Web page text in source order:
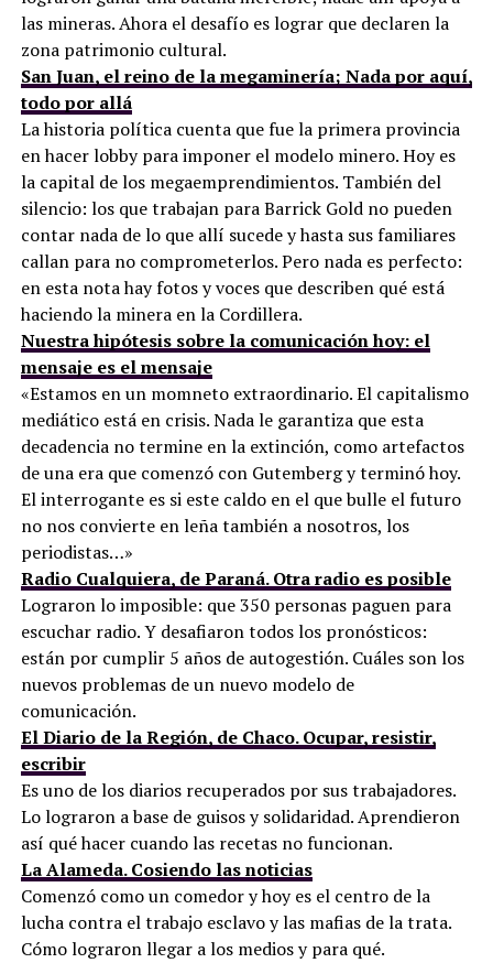
las mineras. Ahora el desafío es lograr que declaren la
zona patrimonio cultural.
San Juan, el reino de la megaminería; Nada por aquí,
todo por allá
La historia política cuenta que fue la primera provincia
en hacer lobby para imponer el modelo minero. Hoy es
la capital de los megaemprendimientos. También del
silencio: los que trabajan para Barrick Gold no pueden
contar nada de lo que allí sucede y hasta sus familiares
callan para no comprometerlos. Pero nada es perfecto:
en esta nota hay fotos y voces que describen qué está
haciendo la minera en la Cordillera.
Nuestra hipótesis sobre la comunicación hoy: el
mensaje es el mensaje
«Estamos en un momneto extraordinario. El capitalismo
mediático está en crisis. Nada le garantiza que esta
decadencia no termine en la extinción, como artefactos
de una era que comenzó con Gutemberg y terminó hoy.
El interrogante es si este caldo en el que bulle el futuro
no nos convierte en leña también a nosotros, los
periodistas…»
Radio Cualquiera, de Paraná. Otra radio es posible
Lograron lo imposible: que 350 personas paguen para
escuchar radio. Y desafiaron todos los pronósticos:
están por cumplir 5 años de autogestión. Cuáles son los
nuevos problemas de un nuevo modelo de
comunicación.
El Diario de la Región, de Chaco. Ocupar, resistir,
escribir
Es uno de los diarios recuperados por sus trabajadores.
Lo lograron a base de guisos y solidaridad. Aprendieron
así qué hacer cuando las recetas no funcionan.
La Alameda. Cosiendo las noticias
Comenzó como un comedor y hoy es el centro de la
lucha contra el trabajo esclavo y las mafias de la trata.
Cómo lograron llegar a los medios y para qué.